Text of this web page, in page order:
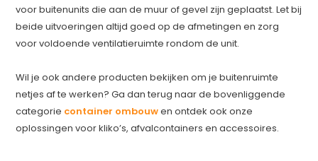
voor buitenunits die aan de muur of gevel zijn geplaatst. Let bij
beide uitvoeringen altijd goed op de afmetingen en zorg
voor voldoende ventilatieruimte rondom de unit.
Wil je ook andere producten bekijken om je buitenruimte
netjes af te werken? Ga dan terug naar de bovenliggende
categorie container ombouwen ontdek ook onze
oplossingen voor kliko’s, afvalcontainers en accessoires.